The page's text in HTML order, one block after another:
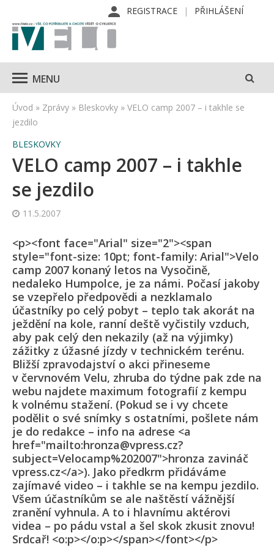
REGISTRACE PŘIHLÁŠENÍ
MENU
Úvod » Zprávy » Bleskovky » VELO camp 2007 – i takhle se
jezdilo
BLESKOVKY
VELO camp 2007 – i takhle
se jezdilo
11.5.2007
<p><font face="Arial" size="2"><span
style="font-size: 10pt; font-family: Arial">Velo
camp 2007 konaný letos na Vysočině,
nedaleko Humpolce, je za námi. Počasí jakoby
se vzepřelo předpovědi a nezklamalo
účastníky po celý pobyt – teplo tak akorát na
ježdění na kole, ranní deště vyčistily vzduch,
aby pak celý den nekazily (až na výjimky)
zážitky z úžasné jízdy v technickém terénu.
Bližší zpravodajství o akci přineseme
v červnovém Velu, zhruba do týdne pak zde na
webu najdete maximum fotografií z kempu
k volnému stažení. (Pokud se i vy chcete
podělit o své snímky s ostatními, pošlete nám
je do redakce – info na adrese <a
href="mailto:hronza@vpress.cz?
subject=Velocamp%202007">hronza zavináč
vpress.cz</a>). Jako předkrm přidáváme
zajímavé video – i takhle se na kempu jezdilo.
Všem účastníkům se ale naštěstí vážnější
zranění vyhnula. A to i hlavnímu aktérovi
videa – po pádu vstal a šel skok zkusit znovu!
Srdcař! <o:p></o:p></span></font></p>